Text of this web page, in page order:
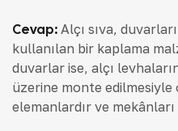
Cevap: Alçı sıva,
kullanılan bir kaplama
duvarlar ise, alçı
üzerine monte
elemanlardır ve mekânları